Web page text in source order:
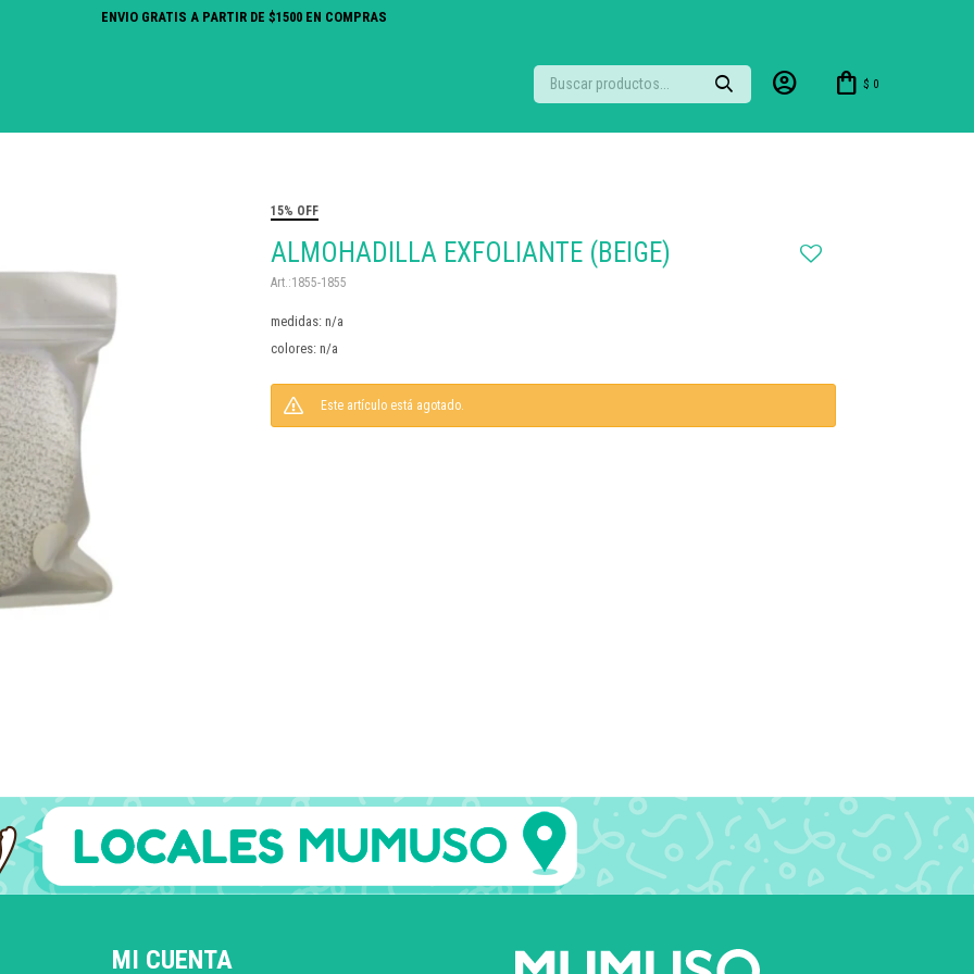
ENVIO GRATIS A PARTIR DE $1500 EN COMPRAS
$ 0
15% OFF
ALMOHADILLA EXFOLIANTE (BEIGE)
1855-1855
medidas: n/a
colores: n/a
Este artículo está agotado.
MI CUENTA